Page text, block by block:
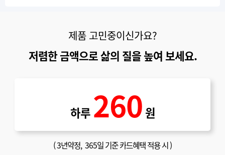
제품 고민중이신가요?
저렴한 금액으로 삶의 질을 높여 보세요.
하루 260 원
(3년약정, 365일 기준 카드혜택 적용 시 )